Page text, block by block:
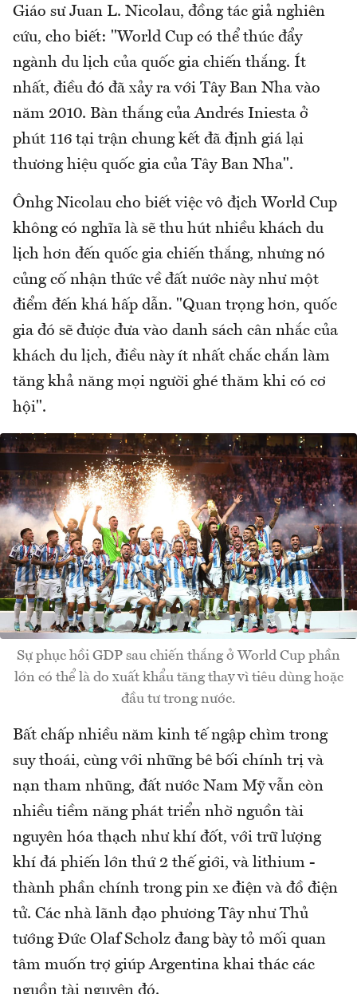
Giáo sư Juan L. Nicolau, đồng tác giả nghiên
cứu, cho biết: "World Cup có thể thúc đẩy
ngành du lịch của quốc gia chiến thắng. Ít
nhất, điều đó đã xảy ra với Tây Ban Nha vào
năm 2010. Bàn thắng của Andrés Iniesta ở
phút 116 tại trận chung kết đã định giá lại
thương hiệu quốc gia của Tây Ban Nha".
Ônhg Nicolau cho biết việc vô địch World Cup
không có nghĩa là sẽ thu hút nhiều khách du
lịch hơn đến quốc gia chiến thắng, nhưng nó
củng cố nhận thức về đất nước này như một
điểm đến khá hấp dẫn. "Quan trọng hơn, quốc
gia đó sẽ được đưa vào danh sách cân nhắc của
khách du lịch, điều này ít nhất chắc chắn làm
tăng khả năng mọi người ghé thăm khi có cơ
hội".
Sự phục hồi GDP sau chiến thắng ở World Cup phần
lớn có thể là do xuất khẩu tăng thay vì tiêu dùng hoặc
đầu tư trong nước.
Bất chấp nhiều năm kinh tế ngập chìm trong
suy thoái, cùng với những bê bối chính trị và
nạn tham nhũng, đất nước Nam Mỹ vẫn còn
nhiều tiềm năng phát triển nhờ nguồn tài
nguyên hóa thạch như khí đốt, với trữ lượng
khí đá phiến lớn thứ 2 thế giới, và lithium -
thành phần chính trong pin xe điện và đồ điện
tử. Các nhà lãnh đạo phương Tây như Thủ
tướng Đức Olaf Scholz đang bày tỏ mối quan
tâm muốn trợ giúp Argentina khai thác các